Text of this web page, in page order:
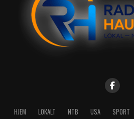
HJEM LOKALT NTB USA SPORT